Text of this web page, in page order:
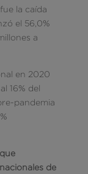
la caída
el 56,0%
a
en 2020
16% del
pandemia
de